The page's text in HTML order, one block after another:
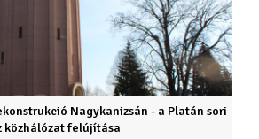
Nagykanizsán - a Platán sori
közhálózat felújítása